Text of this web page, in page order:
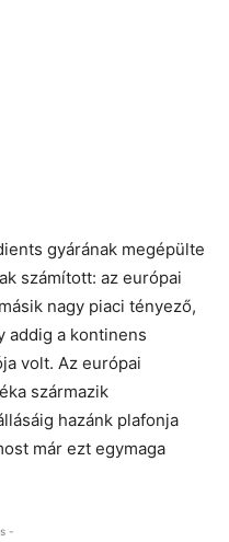
gyárának megépülte
számított: az európai
nagy piaci tényező,
addig a kontinens
volt. Az európai
származik
hazánk plafonja
már ezt egymaga
-